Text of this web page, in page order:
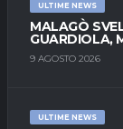
ULTIME NEWS
MALAGÒ
GUARDIOLA,
9 AGOSTO 2026
ULTIME NEWS